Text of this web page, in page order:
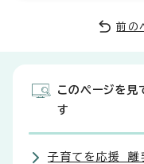
前の
このページを見
す
子育てを応援 離